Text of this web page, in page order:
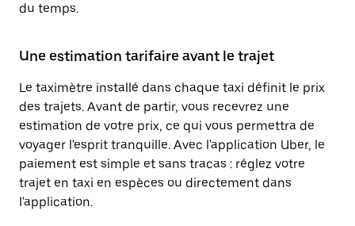
du temps.
Une estimation tarifaire avant le trajet
Le taximètre installé dans chaque taxi définit le prix
des trajets. Avant de partir, vous recevrez une
estimation de votre prix, ce qui vous permettra de
voyager l'esprit tranquille. Avec l'application Uber, le
paiement est simple et sans tracas : réglez votre
trajet en taxi en espèces ou directement dans
l'application.